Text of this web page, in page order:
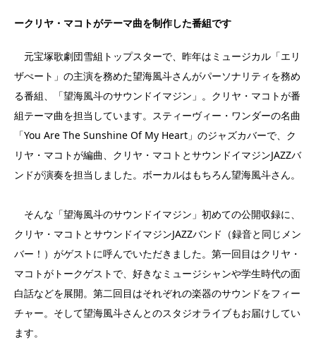
ークリヤ・マコトがテーマ曲を制作した番組です
元宝塚歌劇団雪組トップスターで、昨年はミュージカル「エリ
ザぺート」の主演を務めた望海風斗さんがパーソナリティを務め
る番組、「望海風斗のサウンドイマジン」。クリヤ・マコトが番
組テーマ曲を担当しています。スティーヴィー・ワンダーの名曲
「You Are The Sunshine Of My Heart」のジャズカバーで、ク
リヤ・マコトが編曲、クリヤ・マコトとサウンドイマジンJAZZバ
ンドが演奏を担当しました。ボーカルはもちろん望海風斗さん。
そんな「望海風斗のサウンドイマジン」初めての公開収録に、
クリヤ・マコトとサウンドイマジンJAZZバンド（録音と同じメン
バー！）がゲストに呼んでいただきました。第一回目はクリヤ・
マコトがトークゲストで、好きなミュージシャンや学生時代の面
白話などを展開。第二回目はそれぞれの楽器のサウンドをフィー
チャー。そして望海風斗さんとのスタジオライブもお届けしてい
ます。